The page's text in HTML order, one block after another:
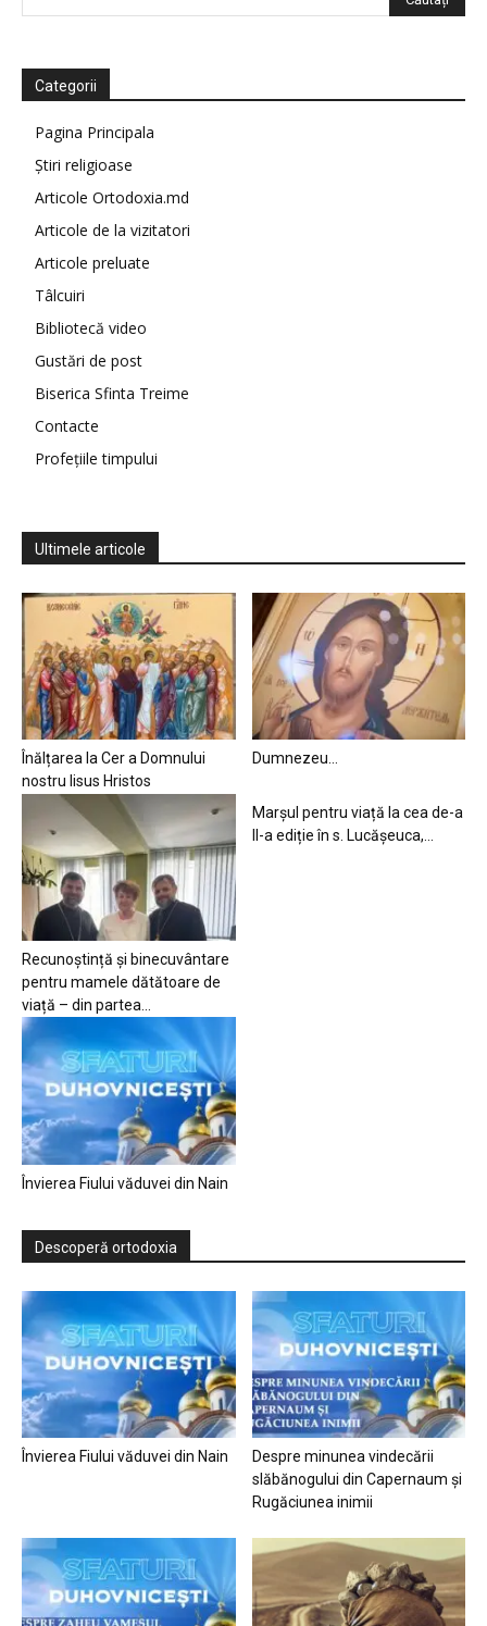
Categorii
Pagina Principala
Știri religioase
Articole Ortodoxia.md
Articole de la vizitatori
Articole preluate
Tâlcuiri
Bibliotecă video
Gustări de post
Biserica Sfinta Treime
Contacte
Profețiile timpului
Ultimele articole
Înălțarea la Cer a Domnului
nostru Iisus Hristos
Dumnezeu…
Recunoștință și binecuvântare
pentru mamele dătătoare de
viață – din partea...
Marșul pentru viață la cea de-a
II-a ediție în s. Lucășeuca,...
Învierea Fiului văduvei din Nain
Descoperă ortodoxia
Învierea Fiului văduvei din Nain
Despre minunea vindecării
slăbănogului din Capernaum și
Rugăciunea inimii